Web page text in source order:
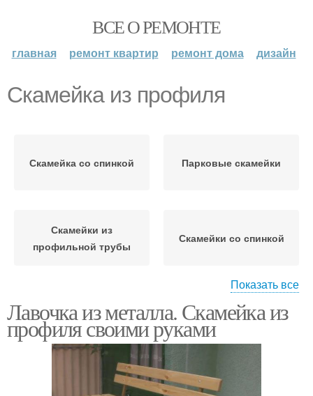
ВСЕ О РЕМОНТЕ
главная ремонт квартир ремонт дома дизайн
Скамейка из профиля
Скамейка со спинкой Парковые скамейки
Скамейки из
профильной трубы
Скамейки со спинкой
Скамейки из металла Садовая скамейка
Деревянные скамейки Скамейки из пластика
Показать все
Лавочка из металла. Скамейка из
профиля своими руками